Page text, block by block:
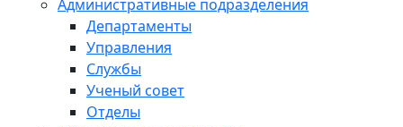
Административные подразделения
Департаменты
Управления
Службы
Ученый совет
Отделы